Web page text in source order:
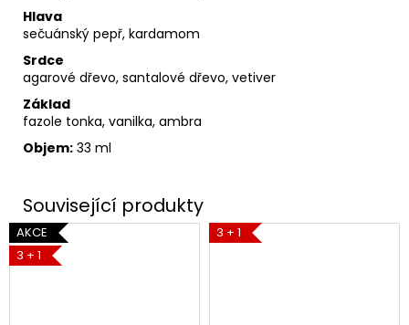
Hlava
sečuánský pepř, kardamom
Srdce
agarové dřevo, santalové dřevo, vetiver
Základ
fazole tonka, vanilka, ambra
Objem: 33 ml
AKCE
3 + 1
3 + 1